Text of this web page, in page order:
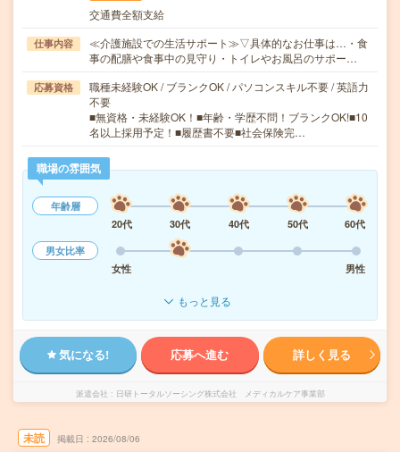
交通費全額支給
仕事内容
≪介護施設での生活サポート≫▽具体的なお仕事は…・食
事の配膳や食事中の見守り・トイレやお風呂のサポー…
応募資格
職種未経験OK / ブランクOK / パソコンスキル不要 / 英語力
不要
■無資格・未経験OK！■年齢・学歴不問！ブランクOK!■10
名以上採用予定！■履歴書不要■社会保険完…
職場の雰囲気
年齢層
20代
30代 40代 50代
60代
男女比率
女性
男性
もっと見る
気になる! 応募へ進む 詳しく見る
派遣会社 日研トータルソーシング株式会社 メディカルケア事業部
未読 掲載日 2026/08/06